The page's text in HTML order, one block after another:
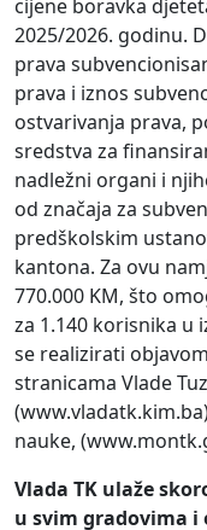
cijene boravka
2025/2026. godinu.
prava
prava i iznos
ostvarivanja prava,
sredstva za
nadležni organi i
od značaja za
predškolskim
kantona. Za ovu
770.000 KM, što
za 1.140 korisnika u
se realizirati
stranicama Vlade
nauke,
Vlada TK ulaže
u svim gradovima i